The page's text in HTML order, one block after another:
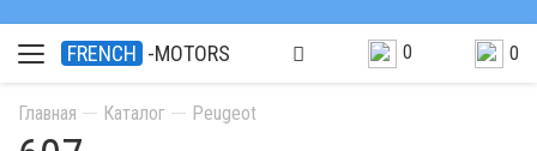
FRENCH -MOTORS 0 0
Главная Каталог Peugeot